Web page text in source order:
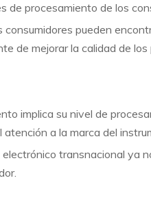
de procesamiento de los
pueden
de mejorar la calidad de
implica su nivel de
a la marca del
transnacional ya